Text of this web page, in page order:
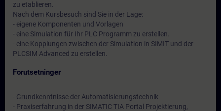
zu etablieren.
Nach dem Kursbesuch sind Sie in der Lage:
- eigene Komponenten und Vorlagen
- eine Simulation für Ihr PLC Programm zu erstellen.
- eine Kopplungen zwischen der Simulation in SIMIT und der
PLCSIM Advanced zu erstellen.
Forutsetninger
- Grundkenntnisse der Automatisierungstechnik
- Praxiserfahrung in der SIMATIC TIA Portal Projektierung,